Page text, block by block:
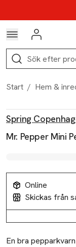
Hoppa till
Logga in
Sök
Start / Hem &
Spring
Mr. Pepper Mini
Online
Skickas från
Beskrivning
En bra